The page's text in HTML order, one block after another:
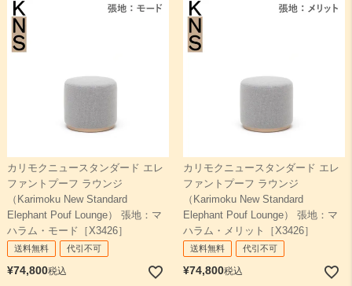
カリモクニュースタンダード エレ
ファントプーフ ラウンジ
（Karimoku New Standard
Elephant Pouf Lounge） 張地：マ
ハラム・モード［X3426］
送料無料 代引不可
¥74,800税込
カリモクニュースタンダード エレ
ファントプーフ ラウンジ
（Karimoku New Standard
Elephant Pouf Lounge） 張地：マ
ハラム・メリット［X3426］
送料無料 代引不可
¥74,800税込